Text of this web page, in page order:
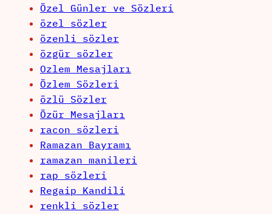
Özel Günler ve Sözleri
özel sözler
özenli sözler
özgür sözler
Ozlem Mesajları
Özlem Sözleri
özlü Sözler
Özür Mesajları
racon sözleri
Ramazan Bayramı
ramazan manileri
rap sözleri
Regaip Kandili
renkli sözler